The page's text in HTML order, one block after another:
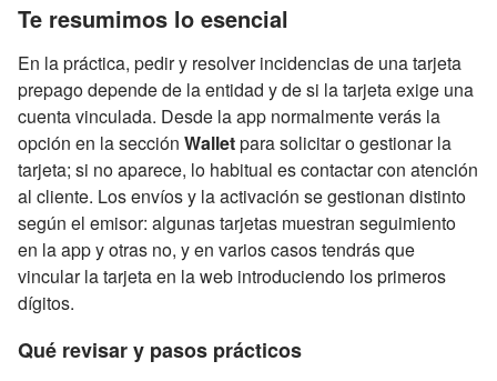
Te resumimos lo esencial
En la práctica, pedir y resolver incidencias de una tarjeta
prepago depende de la entidad y de si la tarjeta exige una
cuenta vinculada. Desde la app normalmente verás la
opción en la sección Walletpara solicitar o gestionar la
tarjeta; si no aparece, lo habitual es contactar con atención
al cliente. Los envíos y la activación se gestionan distinto
según el emisor: algunas tarjetas muestran seguimiento
en la app y otras no, y en varios casos tendrás que
vincular la tarjeta en la web introduciendo los primeros
dígitos.
Qué revisar y pasos prácticos